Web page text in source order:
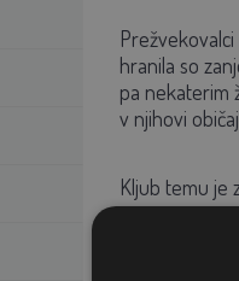
hranila so
pa nekaterim
v njihovi
Kljub temu je